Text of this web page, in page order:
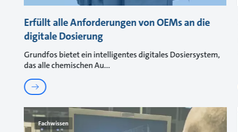
Erfüllt alle Anforderungen von OEMs an die
digitale Dosierung
Grundfos bietet ein intelligentes digitales Dosiersystem,
das alle chemischen Au
Fachwissen